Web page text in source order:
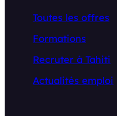
Toutes les offres
Formations
Recruter à Tahiti
Actualités emploi